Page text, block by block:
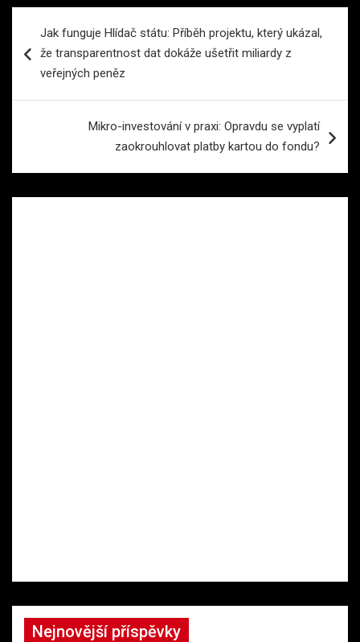
pro
příspěvek
Jak funguje Hlídač státu: Příběh projektu, který ukázal,
že transparentnost dat dokáže ušetřit miliardy z
veřejných peněz
Mikro-investování v praxi: Opravdu se vyplatí
zaokrouhlovat platby kartou do fondu?
Nejnovější příspěvky